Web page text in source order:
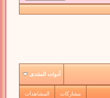
أدوات المنتدى
مشاركات المشاهدات